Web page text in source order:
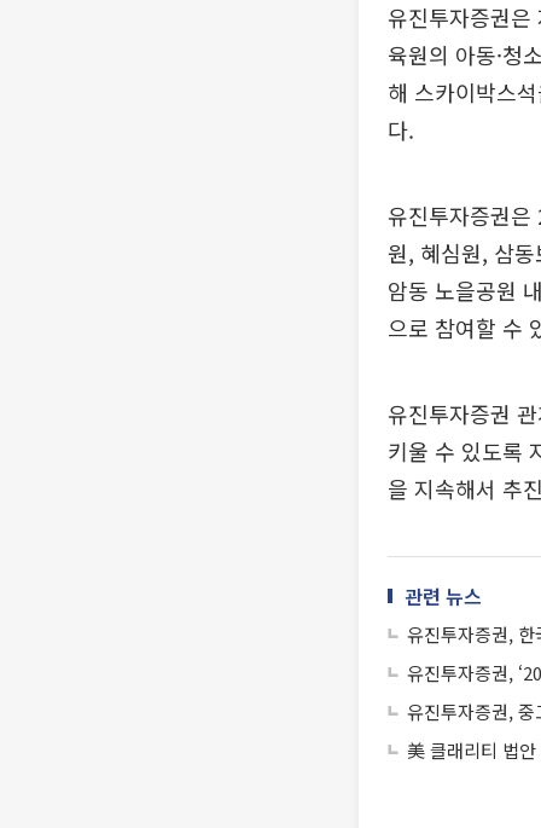
유진투자증권
육원의 아동·청
해 스카이박스
다.
유진투자증권
원, 혜심원, 삼
암동 노을공원
으로 참여할 수
유진투자증권
키울 수 있도록
을 지속해서 추
관련 뉴스
유진투자증권,
유진투자증권,
유진투자증권,
美 클래리티 법